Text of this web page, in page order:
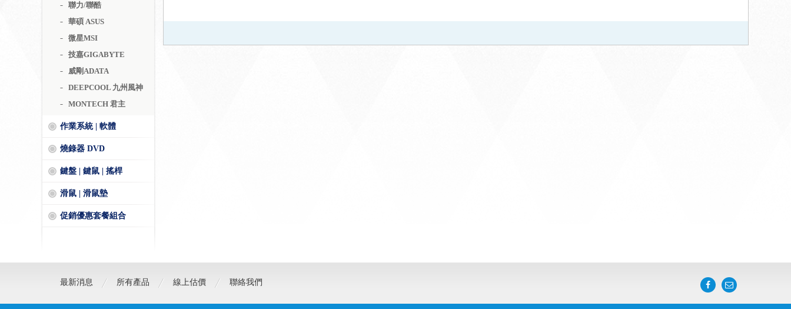
聯力/聯酷
華碩 ASUS
微星MSI
技嘉GIGABYTE
威剛ADATA
DEEPCOOL 九州風神
MONTECH 君主
作業系統 | 軟體
燒錄器 DVD
鍵盤 | 鍵鼠 | 搖桿
滑鼠 | 滑鼠墊
促銷優惠套餐組合
最新消息 所有產品 線上估價 聯絡我們